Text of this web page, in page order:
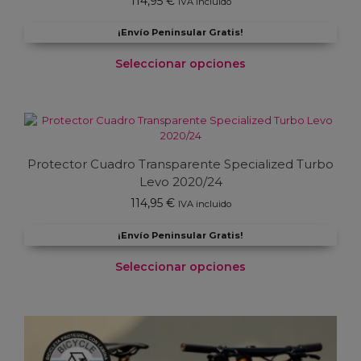
¡Envío Peninsular Gratis!
Seleccionar opciones
tiene
múltiples
Las
opciones
se
elegir
en
página
Protector Cuadro Transparente Specialized Turbo
Levo 2020/24
114,95 € IVA incluido
¡Envío Peninsular Gratis!
Seleccionar opciones
variantes.